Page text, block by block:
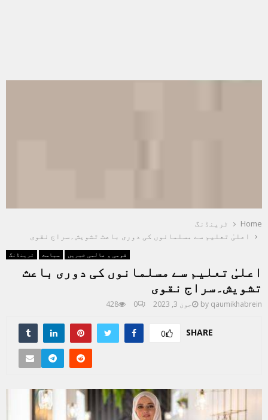
Home
ٹرینڈنگ
اعلیٰ تعلیم سے مسلمانوں کی دوری باعث تشویش۔سراج نقوی
ٹرینڈنگ سیاست قومی و عالمی خبریں
اعلیٰ تعلیم سے مسلمانوں کی دوری باعث
تشویش۔سراج نقوی
by qaumikhabrein جون 3, 2023 0
428
SHARE
0